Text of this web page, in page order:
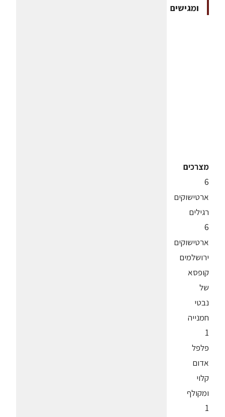
ומגישים
מצרכים
6
ארטישוקים
רגילים
6
ארטישוקים
ירושלמים
קופסא
של
נבטי
חמנייה
1
פלפל
אדום
קלוי
ומקולף
1